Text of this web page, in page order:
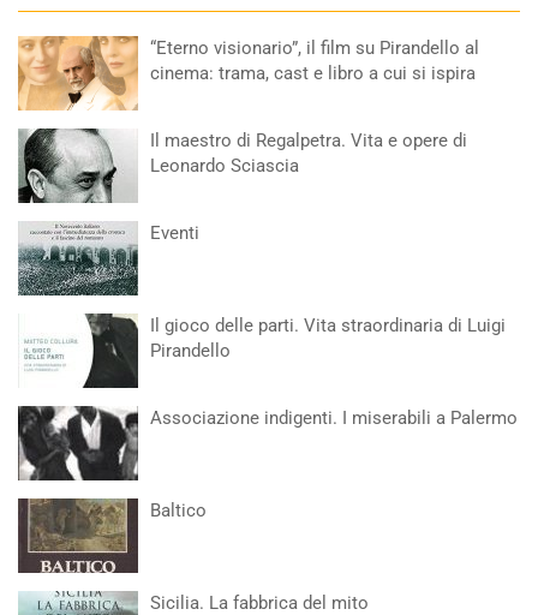
“Eterno visionario”, il film su Pirandello al
cinema: trama, cast e libro a cui si ispira
Il maestro di Regalpetra. Vita e opere di
Leonardo Sciascia
Eventi
Il gioco delle parti. Vita straordinaria di Luigi
Pirandello
Associazione indigenti. I miserabili a Palermo
Baltico
Sicilia. La fabbrica del mito